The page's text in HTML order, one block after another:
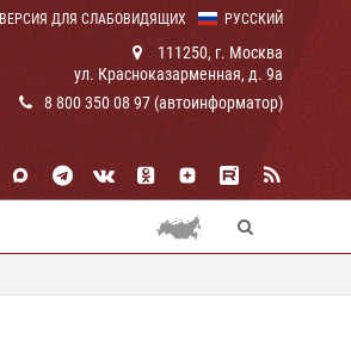
РУССКИЙ
ВЕРСИЯ ДЛЯ СЛАБОВИДЯЩИХ
111250, г. Москва
ул. Красноказарменная, д. 9а
8 800 350 08 97 (автоинформатор)